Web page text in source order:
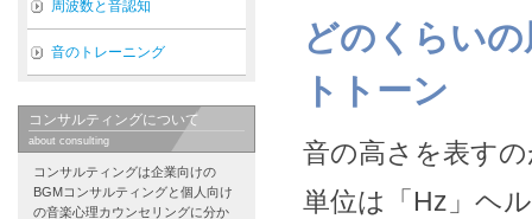
どのくらい
トトーン
音の高さを表す
単位は「Hz」ヘ
周波数と音認知
音のトレーニング
コンサルティングについて
about consulting
コンサルティングは企業向けの
BGMコンサルティングと個人向け
の音楽心理カウンセリングに分か